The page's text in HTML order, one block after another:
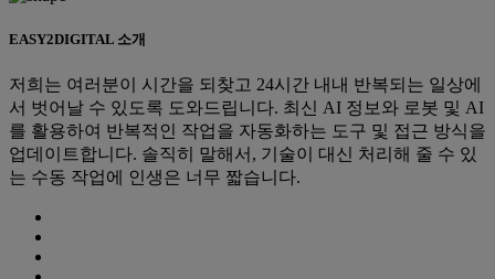
EASY2DIGITAL 소개
저희는 여러분이 시간을 되찾고 24시간 내내 반복되는 일상에
서 벗어날 수 있도록 도와드립니다. 최신 AI 정보와 로봇 및 AI
를 활용하여 반복적인 작업을 자동화하는 도구 및 접근 방식을
업데이트합니다. 솔직히 말해서, 기술이 대신 처리해 줄 수 있
는 수동 작업에 인생은 너무 짧습니다.